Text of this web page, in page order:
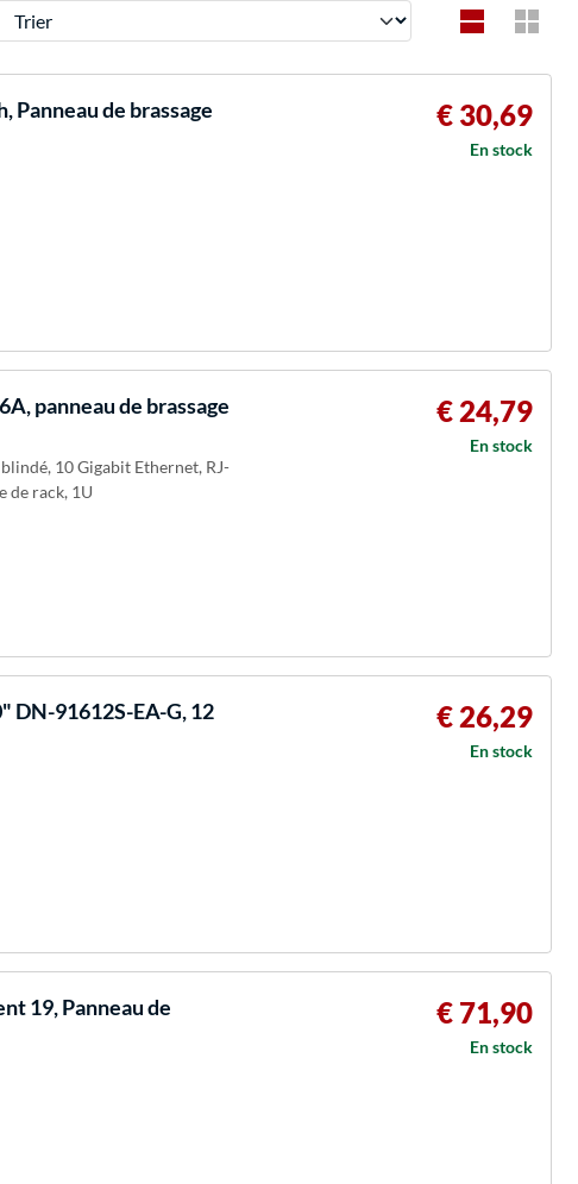
Trier
Panneau de brassage € 30,69
En stock
panneau de brassage
10 Gigabit Ethernet, RJ-
de rack, 1U
€ 24,79
En stock
DN-91612S-EA-G, 12
€ 26,29
En stock
19, Panneau de
€ 71,90
En stock